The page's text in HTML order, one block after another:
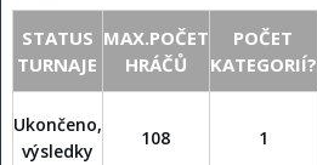
STATUS
TURNAJE
MAX.POČET
HRÁČŮ
POČET
KATEGORIÍ?
Ukončeno,
výsledky
108 1